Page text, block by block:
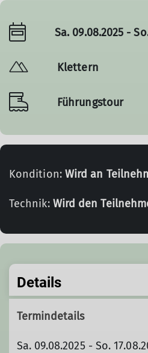
Sa. 09.08.2025 -
Klettern
Führungstour
Kondition: Wird an
Technik: Wird den
Details
Termindetails
Sa. 09.08.2025 - So.